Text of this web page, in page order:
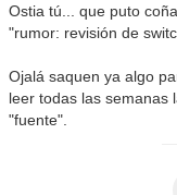
Ostia tú... que puto
"rumor: revisión de
Ojalá saquen ya algo
leer todas las semanas
"fuente".